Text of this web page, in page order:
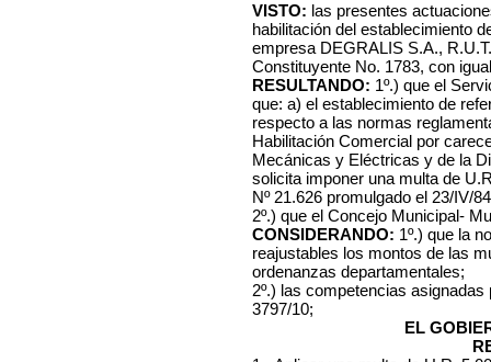
VISTO: las presentes
habilitación del establecimiento
empresa DEGRALIS S.A.,
Constituyente No. 1783, con
RESULTANDO: 1º.) que el
que: a) el establecimiento de
respecto a las normas
Habilitación Comercial por
Mecánicas y Eléctricas y de la
solicita imponer una multa de
Nº 21.626 promulgado el 23/IV/
2º.) que el Concejo Municipal-
CONSIDERANDO: 1º.) que la
reajustables los montos de las
ordenanzas departamentales;
2º.) las competencias
3797/10;
EL